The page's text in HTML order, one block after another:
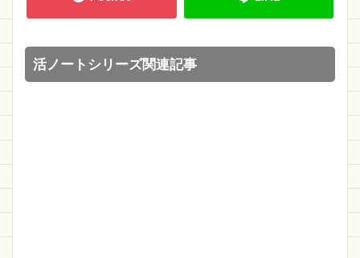
活ノートシリーズ関連記事